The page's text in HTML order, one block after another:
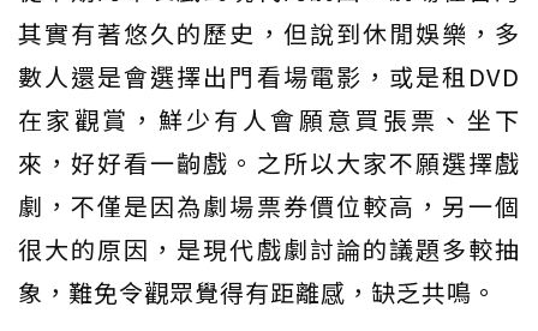
其實有著悠久的歷史，但說到休閒娛樂，多
數人還是會選擇出門看場電影，或是租DVD
在家觀賞，鮮少有人會願意買張票、坐下
來，好好看一齣戲。之所以大家不願選擇戲
劇，不僅是因為劇場票券價位較高，另一個
很大的原因，是現代戲劇討論的議題多較抽
象，難免令觀眾覺得有距離感，缺乏共鳴。